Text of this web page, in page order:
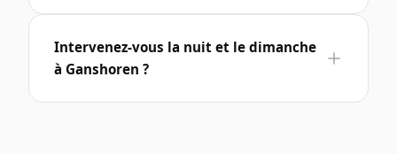
Intervenez-vous la nuit et le dimanche
à Ganshoren ?